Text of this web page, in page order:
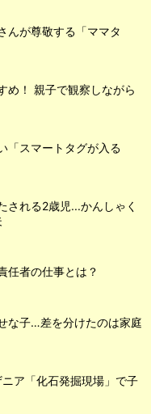
んが尊敬する「ママタ
め！ 親子で観察しながら
「スマートタグが入る
される2歳児...かんしゃく
任者の仕事とは？
な子…差を分けたのは家庭
ア「化石発掘現場」で子